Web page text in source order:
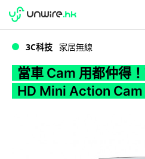
WWDC 2026
3C科技 家居無線
當車 Cam 用都仲得
HD Mini Action Cam